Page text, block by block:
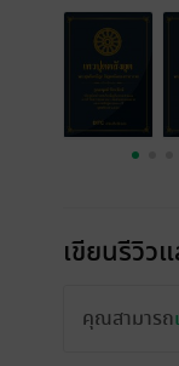
เขียนรีวิว
คุณสามารถ